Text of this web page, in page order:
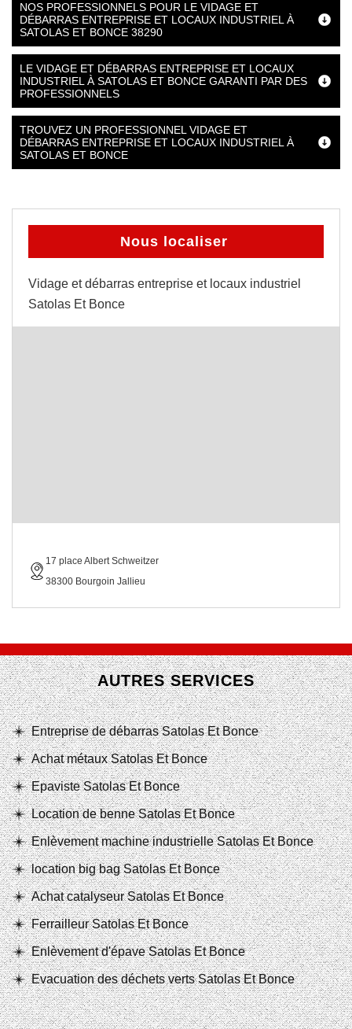
NOS PROFESSIONNELS POUR LE VIDAGE ET
DÉBARRAS ENTREPRISE ET LOCAUX INDUSTRIEL À
SATOLAS ET BONCE 38290
LE VIDAGE ET DÉBARRAS ENTREPRISE ET LOCAUX
INDUSTRIEL À SATOLAS ET BONCE GARANTI PAR DES
PROFESSIONNELS
TROUVEZ UN PROFESSIONNEL VIDAGE ET
DÉBARRAS ENTREPRISE ET LOCAUX INDUSTRIEL À
SATOLAS ET BONCE
Nous localiser
Vidage et débarras entreprise et locaux industriel
Satolas Et Bonce
17 place Albert Schweitzer
38300 Bourgoin Jallieu
AUTRES SERVICES
Entreprise de débarras Satolas Et Bonce
Achat métaux Satolas Et Bonce
Epaviste Satolas Et Bonce
Location de benne Satolas Et Bonce
Enlèvement machine industrielle Satolas Et Bonce
location big bag Satolas Et Bonce
Achat catalyseur Satolas Et Bonce
Ferrailleur Satolas Et Bonce
Enlèvement d'épave Satolas Et Bonce
Evacuation des déchets verts Satolas Et Bonce